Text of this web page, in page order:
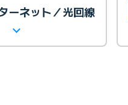
ーネット／光回線